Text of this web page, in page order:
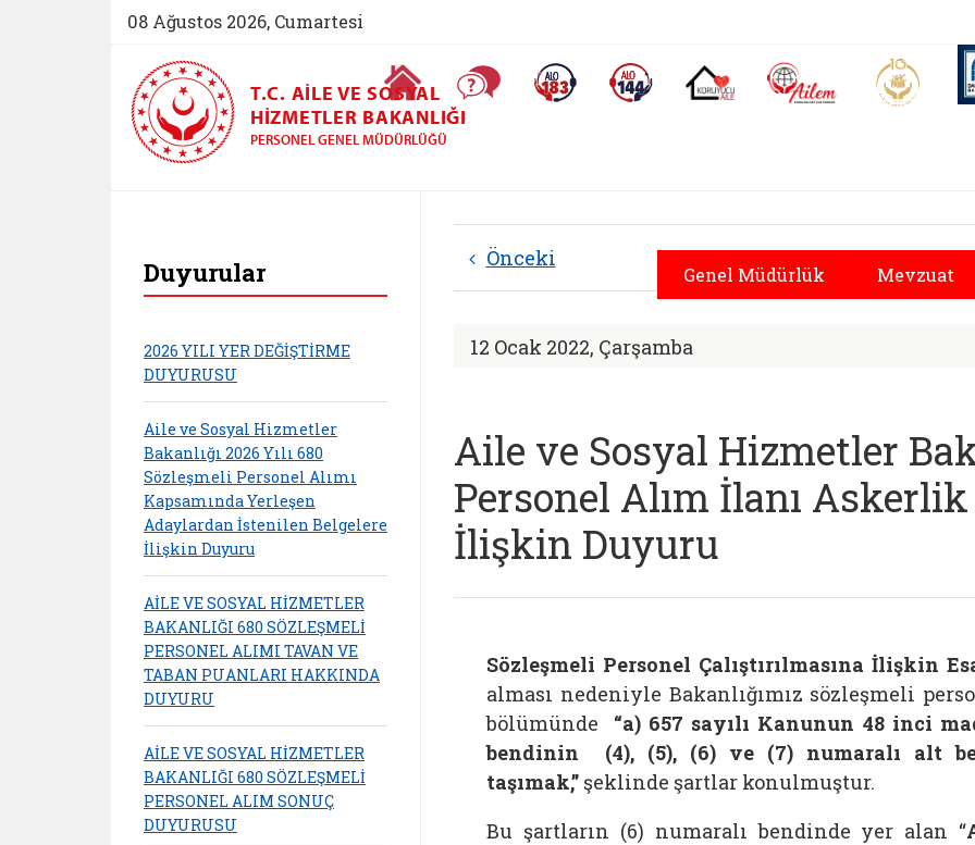
08 Ağustos 2026, Cumartesi
Ana Sayfa Sıkça Sorulan SorularAlo 183 (yeni sekmede açılır)Alo 144 (yeni sekmede açılır)Koruyucu Aile (yeni sekmede açılır)
AİLEM İletişim Aile ve
T.C. AILE VE SOSYAL
HIZMETLER BAKANLIĞI
PERSONEL GENEL MÜDÜRLÜĞÜ
Genel Müdürlük Mevzuat
Personel Genel Müdürlüğü | Aile ve
Duyurular
2026 YILI YER DEĞİŞTİRME
DUYURUSU
Aile ve Sosyal Hizmetler
Bakanlığı 2026 Yılı 680
Sözleşmeli Personel Alımı
Kapsamında Yerleşen
Adaylardan İstenilen Belgelere
İlişkin Duyuru
AİLE VE SOSYAL HİZMETLER
BAKANLIĞI 680 SÖZLEŞMELİ
PERSONEL ALIMI TAVAN VE
TABAN PUANLARI HAKKINDA
DUYURU
AİLE VE SOSYAL HİZMETLER
BAKANLIĞI 680 SÖZLEŞMELİ
PERSONEL ALIM SONUÇ
DUYURUSU
Önceki
12 Ocak 2022, Çarşamba
Aile ve Sosyal Hizmetler
Personel Alım İlanı
İlişkin Duyuru
Sözleşmeli Personel Çalıştırılmasına İlişkin
alması nedeniyle Bakanlığımız sözleşmeli
bölümünde “a) 657 sayılı Kanunun 48 inci
bendinin (4), (5), (6) ve (7) numaralı alt
taşımak,” şeklinde şartlar konulmuştur.
Bu şartların (6) numaralı bendinde yer alan “